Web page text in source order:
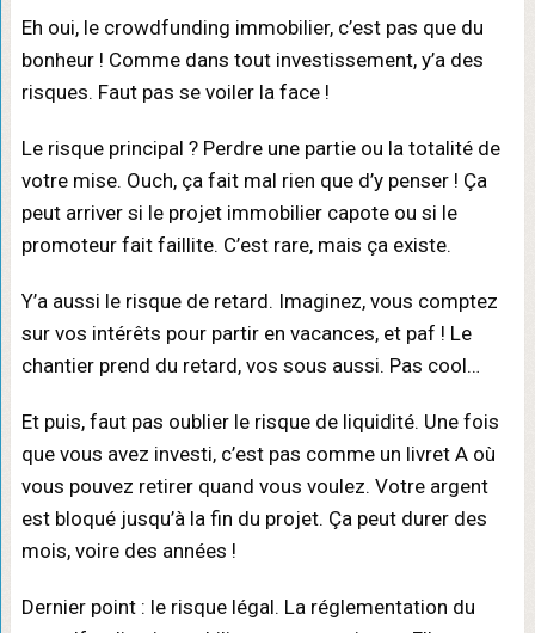
Eh oui, le crowdfunding immobilier, c’est pas que du
bonheur ! Comme dans tout investissement, y’a des
risques. Faut pas se voiler la face !
Le risque principal ? Perdre une partie ou la totalité de
votre mise. Ouch, ça fait mal rien que d’y penser ! Ça
peut arriver si le projet immobilier capote ou si le
promoteur fait faillite. C’est rare, mais ça existe.
Y’a aussi le risque de retard. Imaginez, vous comptez
sur vos intérêts pour partir en vacances, et paf ! Le
chantier prend du retard, vos sous aussi. Pas cool…
Et puis, faut pas oublier le risque de liquidité. Une fois
que vous avez investi, c’est pas comme un livret A où
vous pouvez retirer quand vous voulez. Votre argent
est bloqué jusqu’à la fin du projet. Ça peut durer des
mois, voire des années !
Dernier point : le risque légal. La réglementation du